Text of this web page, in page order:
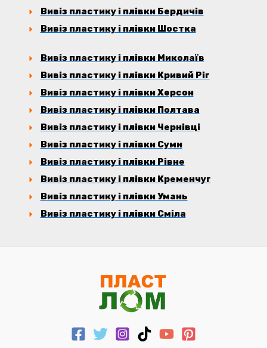
Вивіз пластику і плівки Бердичів
Вивіз пластику і плівки Шостка
Вивіз пластику і плівки Миколаїв
Вивіз пластику і плівки Кривий Ріг
Вивіз пластику і плівки Херсон
Вивіз пластику і плівки Полтава
Вивіз пластику і плівки Чернівці
Вивіз пластику і плівки Суми
Вивіз пластику і плівки Рівне
Вивіз пластику і плівки Кременчуг
Вивіз пластику і плівки Умань
Вивіз пластику і плівки Сміла